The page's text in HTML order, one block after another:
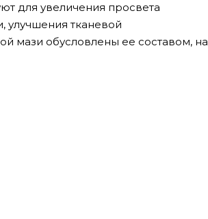
для увеличения просвета
улучшения тканевой
мази обусловлены ее составом, на